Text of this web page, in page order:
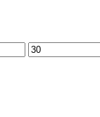
Max.
Preis